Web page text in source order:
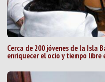
Cerca de 200 jóvenes de la Isla
enriquecer el ocio y tiempo libre